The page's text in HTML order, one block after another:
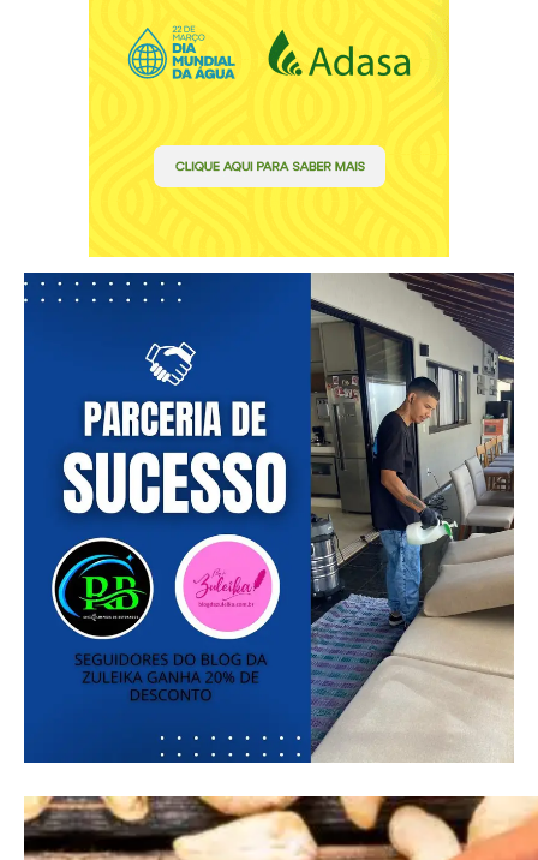
━ pricing plans
Free
Included for free:
Etiam est nibh, lobortis sit
Praesent euismod ac
Ut mollis pellentesque tortor
Nullam eu erat condimentum
Donec quis est ac felis
Pro